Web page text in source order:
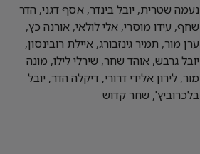
נעמה שטרית, יובל בינדר, אסף דגני, הדר
שחף, עידו מוסרי, אלי לולאי, אורנה כץ,
ערן מור, תמיר גינזבורג, איילת רובינסון,
יובל גרבש, אוהד שחר, שירלי לילו, מונה
מור, לירון אלידי דרורי, דיקלה הדר, יובל
בלכרוביץ', שחר קדוש